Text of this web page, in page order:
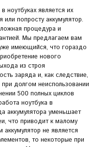
является их
попросту аккумулятор.
процедура и
Мы предлагаем вам
имеющийся, что гораздо
нового
из строя
заряда и, как следствие,
долгом неиспользовании
500 полных циклов
ноутбука в
аккумулятора уменьшает
что приводит к малому
не является
то некоторые при